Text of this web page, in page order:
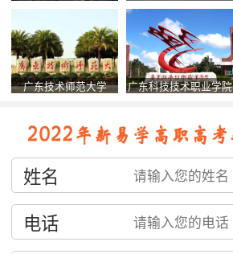
广东技术师范大学 广东科技技术职业学院
姓名
电话